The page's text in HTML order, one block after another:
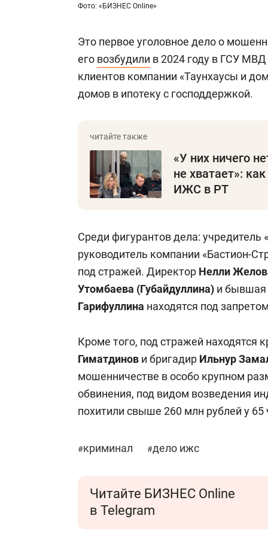
Фото: «БИЗНЕС Online»
Это первое уголовное дело о
его возбудили в 2024 году в ГСУ
клиентов компании «Таунхаусы и
домов в ипотеку с господдержкой.
«У них ничего
не хватает»:
ИЖС в РТ
Среди фигурантов дела: учредитель
руководитель компании «Бастион-
под стражей. Директор Нелли
Утомбаева (Губайдуллина) и бывшая
Гарифуллина находятся под
Кроме того, под стражей находятся
Гиматдинов и бригадир Ильнур
мошенничестве в особо крупном
обвинения, под видом возведения
похитили свыше 260 млн рублей у 65
#криминал #дело ижс
Читайте БИЗНЕС Online
в Telegram